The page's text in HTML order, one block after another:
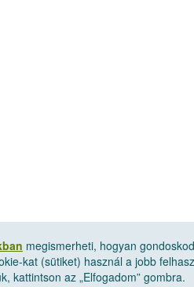
megismerheti, hogyan
kat (sütiket) használ a jobb
kattintson az „Elfogadom” gombra.